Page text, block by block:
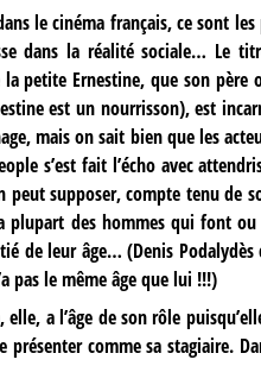
le cinéma français, ce sont
dans la réalité sociale… Le
petite Ernestine, que son
est un nourrisson), est
mais on sait bien que les
s’est fait l’écho avec
peut supposer, compte tenu de
des hommes qui font
de leur âge… (Denis Podalydès
pas le même âge que lui !!!)
a l’âge de son rôle
présenter comme sa stagiaire.